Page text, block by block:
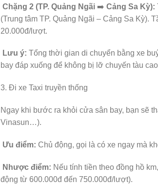
Chặng 2 (TP. Quảng Ngãi ➡️ Cảng Sa Kỳ):
(Trung tâm TP. Quảng Ngãi – Cảng Sa Kỳ).
20.000đ/lượt.
Lưu ý: Tổng thời gian di chuyển bằng xe
bay đáp xuống để không bị lỡ chuyến tàu
3. Đi xe Taxi truyền thống
Ngay khi bước ra khỏi cửa sân bay, bạn sẽ
Vinasun…).
Ưu điểm: Chủ động, gọi là có xe ngay mà
Nhược điểm: Nếu tính tiền theo đồng hồ
động từ 600.000đ đến 750.000đ/lượt).